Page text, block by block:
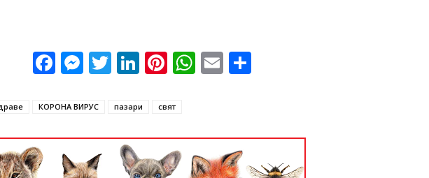
Facebook
Messenger
Twitter
LinkedIn
Pinterest
WhatsApp
Email
КОРОНА ВИРУС пазари свят